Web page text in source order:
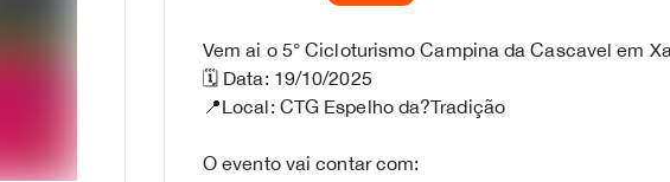
Vem ai o 5° Cicloturismo Campina da Cascavel em
🗓 Data: 19/10/2025
📍Local: CTG Espelho da?Tradição
O evento vai contar com: